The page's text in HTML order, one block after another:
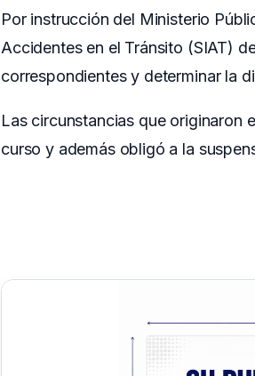
Por instrucción del Ministerio
Accidentes en el Tránsito (SIAT)
correspondientes y determinar la
Las circunstancias que originaron
curso y además obligó a la